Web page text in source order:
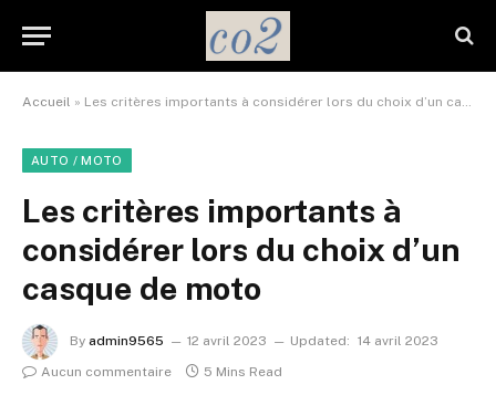
Accueil » Les critères importants à considérer lors du choix d’un casque de moto
AUTO / MOTO
Les critères importants à
considérer lors du choix d’un
casque de moto
By admin9565 12 avril 2023 Updated: 14 avril 2023
Aucun commentaire
5 Mins Read